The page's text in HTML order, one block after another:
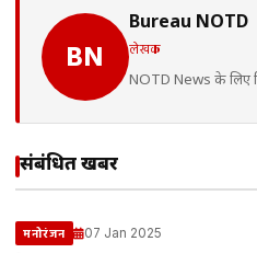
BN
Bureau NOTD
लेखक
NOTD News के लिए
संबंधित खबरें
मनोरंजन 07 Jan 2025